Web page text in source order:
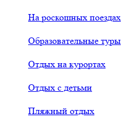
На роскошных поездах
Образовательные туры
Отдых на курортах
Отдых с детьми
Пляжный отдых